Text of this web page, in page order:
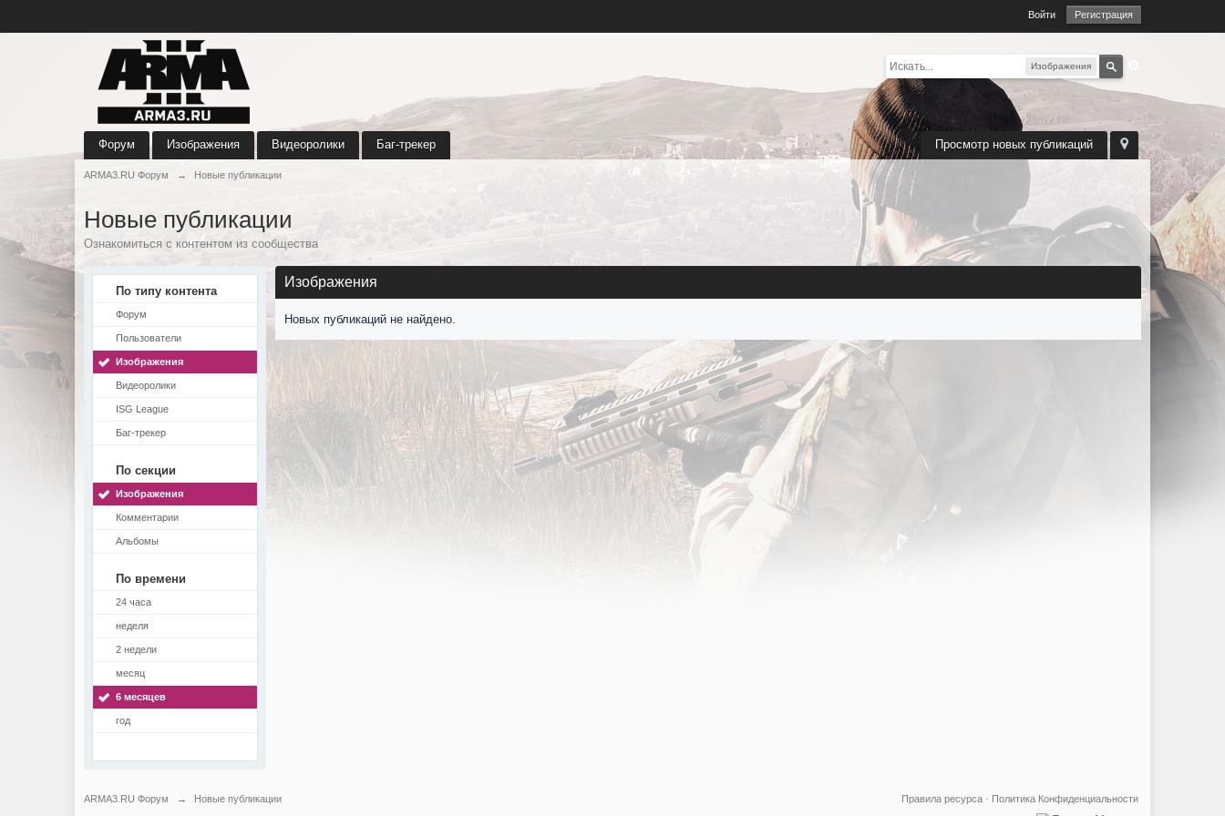
Войти Регистрация
Изображения
Просмотр новых публикаций
Форум Изображения Видеоролики Баг-трекер
ARMA3.RU Форум → Новые публикации
Новые публикации
Ознакомиться с контентом из сообщества
По типу контента
Форум
Пользователи
Изображения
Видеоролики
ISG League
Баг-трекер
По секции
Изображения
Комментарии
Альбомы
По времени
24 часа
неделя
2 недели
месяц
6 месяцев
год
Изображения
Новых публикаций не найдено.
ARMA3.RU Форум → Новые публикации Политика Конфиденциальности
Правила ресурса ·